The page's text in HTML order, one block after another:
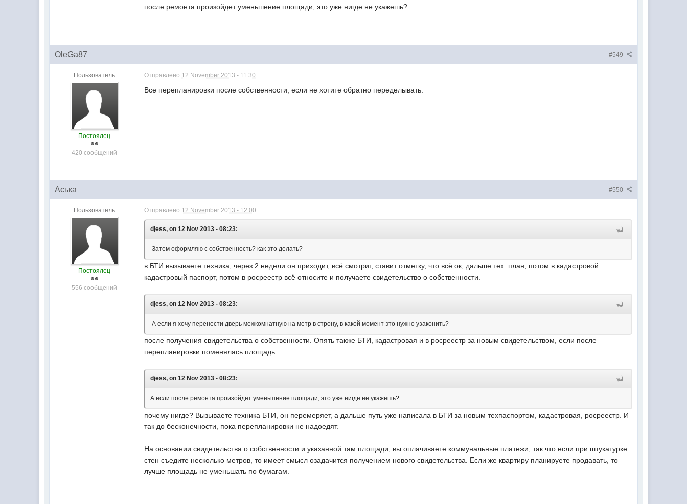
после ремонта произойдет уменьшение площади, это уже нигде не укажешь?
#549
OleGa87
Пользователь
Постоялец
420 сообщений
Отправлено 12 November 2013 - 11:30
Все перепланировки после собственности, если не хотите обратно переделывать.
#550
Аська
Пользователь
Постоялец
556 сообщений
Отправлено 12 November 2013 - 12:00
djess, on 12 Nov 2013 - 08:23:
Затем оформляю с собственность? как это делать?
в БТИ вызываете техника, через 2 недели он приходит, всё смотрит, ставит отметку, что всё ок, дальше тех. план, потом в кадастровой
кадастровый паспорт, потом в росреестр всё относите и получаете свидетельство о собственности.
djess, on 12 Nov 2013 - 08:23:
А если я хочу перенести дверь межкомнатную на метр в строну, в какой момент это нужно узаконить?
после получения свидетельства о собственности. Опять также БТИ, кадастровая и в росреестр за новым свидетельством, если после
перепланировки поменялась площадь.
djess, on 12 Nov 2013 - 08:23:
А если после ремонта произойдет уменьшение площади, это уже нигде не укажешь?
почему нигде? Вызываете техника БТИ, он перемеряет, а дальше путь уже написала в БТИ за новым техпаспортом, кадастровая, росреестр. И
так до бесконечности, пока перепланировки не надоедят.
На основании свидетельства о собственности и указанной там площади, вы оплачиваете коммунальные платежи, так что если при штукатурке
стен съедите несколько метров, то имеет смысл озадачится получением нового свидетельства. Если же квартиру планируете продавать, то
лучше площадь не уменьшать по бумагам.